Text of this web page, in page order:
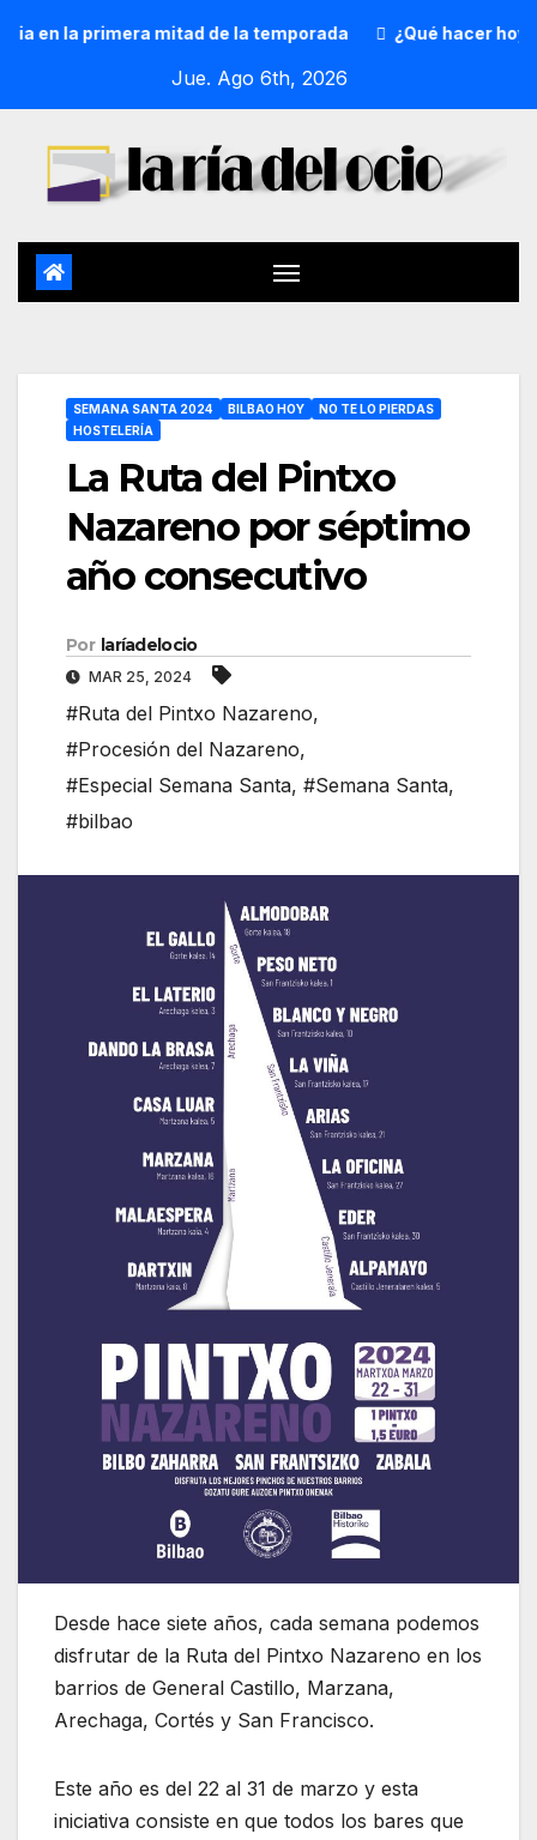
la primera mitad de la temporada ¿Qué hacer hoy? 5 de
Jue. Ago 6th, 2026
SEMANA SANTA 2024 BILBAO HOY
NO TE LO PIERDAS
HOSTELERÍA
La Ruta del Pintxo
Nazareno por séptimo
año consecutivo
Por laríadelocio
MAR 25, 2024
#Ruta del Pintxo Nazareno,
#Procesión del Nazareno,
#Especial Semana Santa, #Semana Santa,
#bilbao
Desde hace siete años, cada semana podemos
disfrutar de la Ruta del Pintxo Nazareno en los
barrios de General Castillo, Marzana,
Arechaga, Cortés y San Francisco.
Este año es del 22 al 31 de marzo y esta
iniciativa consiste en que todos los bares que